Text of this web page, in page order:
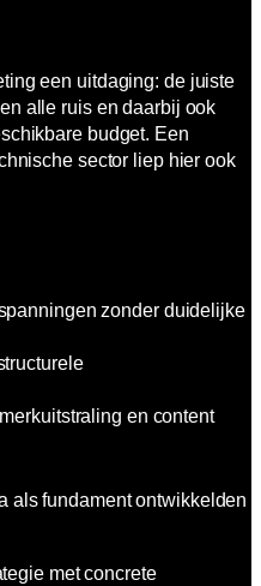
een uitdaging: de juiste
alle ruis en daarbij ook
budget. Een
sector liep hier ook
zonder duidelijke
en content
als fundament ontwikkelden
met concrete